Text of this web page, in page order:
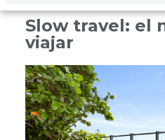
Slow travel: el
viajar